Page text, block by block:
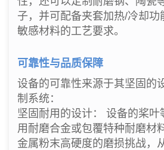
子，并可配备夹套加热/冷却功
敏感材料的工艺要求。
可靠性与品质保障
设备的可靠性来源于其坚固的
制系统：
坚固耐用的设计： 设备的桨叶
用耐磨合金或包覆特种耐磨材
金属粉末高硬度的磨损挑战，